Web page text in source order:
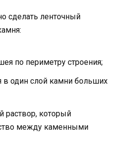
сделать ленточный
по периметру строения;
в один слой камни больших
раствор, который
между каменными